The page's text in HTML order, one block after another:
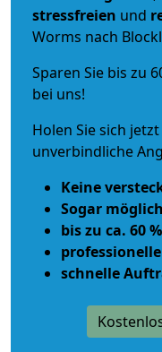
stressfreien und
Worms nach
Sparen Sie bis zu
bei uns!
Holen Sie sich
unverbindliche
Keine
Sogar
bis zu ca. 60
schnelle